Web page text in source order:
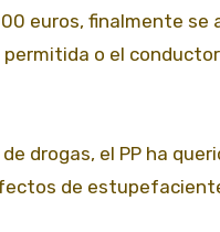
euros, finalmente se
o el
drogas, el PP ha
de